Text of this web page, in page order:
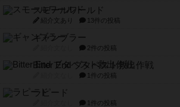
スモールワールド
紹介文あり 13件の投稿
ギャンブラー
2件の投稿
Bitter End ブタペスト救出作戦
1件の投稿
ラピード
1件の投稿